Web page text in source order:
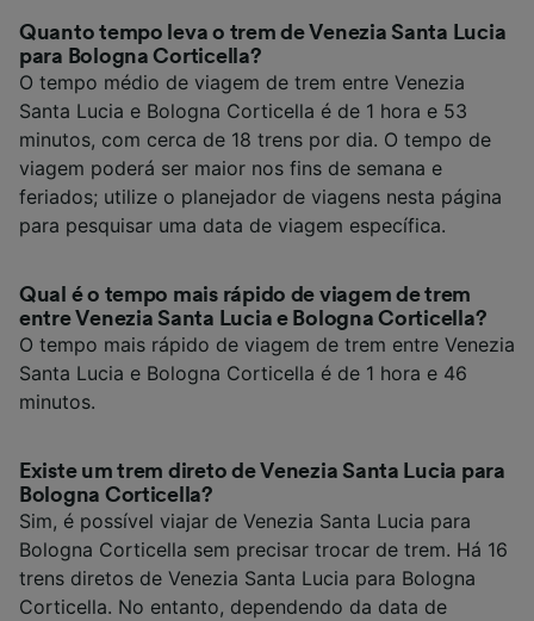
Quanto tempo leva o trem de Venezia Santa Lucia
para Bologna Corticella?
O tempo médio de viagem de trem entre Venezia
Santa Lucia e Bologna Corticella é de 1 hora e 53
minutos, com cerca de 18 trens por dia. O tempo de
viagem poderá ser maior nos fins de semana e
feriados; utilize o planejador de viagens nesta página
para pesquisar uma data de viagem específica.
Qual é o tempo mais rápido de viagem de trem
entre Venezia Santa Lucia e Bologna Corticella?
O tempo mais rápido de viagem de trem entre Venezia
Santa Lucia e Bologna Corticella é de 1 hora e 46
minutos.
Existe um trem direto de Venezia Santa Lucia para
Bologna Corticella?
Sim, é possível viajar de Venezia Santa Lucia para
Bologna Corticella sem precisar trocar de trem. Há 16
trens diretos de Venezia Santa Lucia para Bologna
Corticella. No entanto, dependendo da data de